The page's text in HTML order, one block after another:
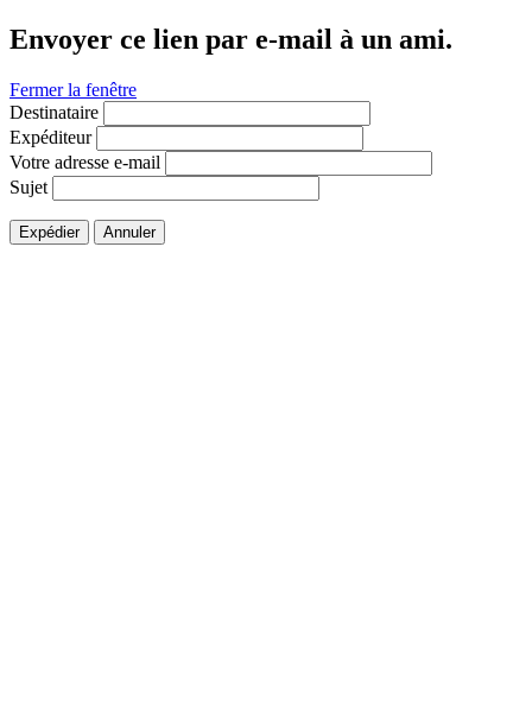
Envoyer ce lien par e-mail à un ami.
Fermer la fenêtre
Destinataire
Expéditeur
Votre adresse e-mail
Sujet
Expédier Annuler